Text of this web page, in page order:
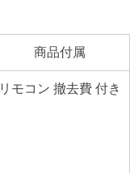
商品付属
リモコン 撤去費 付き